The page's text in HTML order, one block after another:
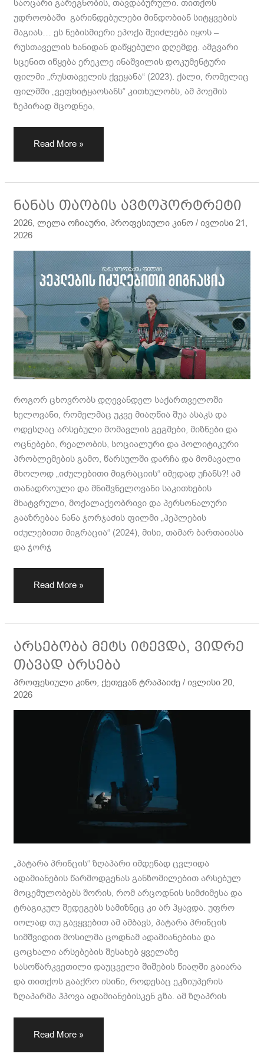
საოცარი გარეგნობის, თავდაბურული. თითქოს
უდროობაში გარინდებულები მინდობიან სიტყვების
მაგიას… ეს ნებისმიერი ეპოქა შეიძლება იყოს –
რუსთაველის ხანიდან დაწყებული დღემდე. ამგვარი
სცენით იწყება ერეკლე ინაშვილის დოკუმენტური
ფილმი „რუსთაველის ქვეყანა“ (2023). ქალი, რომელიც
ფილმში „ვეფხიტყაოსანს“ კითხულობს, ამ პოემის
ზეპირად მცოდნეა,
Read More »
ნანას თაობის ავტოპორტრეტი
2026,ლელა ოჩიაური,პროფესიული კინო /ივლისი 21,
2026
როგორ ცხოვრობს დღევანდელ საქართველოში
ხელოვანი, რომელმაც უკვე მიაღწია შუა ასაკს და
ოდესღაც არსებული მომავლის გეგმები, მიზნები და
ოცნებები, რეალობის, სოციალური და პოლიტიკური
პრობლემების გამო, წარსულში დარჩა და მომავალი
მხოლოდ „იძულებითი მიგრაციის“ იმედად უჩანს?! ამ
თანადროული და მნიშვნელოვანი საკითხების
მხატვრული, მოქალაქეობრივი და პერსონალური
გააზრებაა ნანა ჯორჯაძის ფილმი „პეპლების
იძულებითი მიგრაცია“ (2024), მისი, თამარ ბართაიასა
და ჯორჯ
ნანას
Read More »
არსებობა მეტს იტევდა, ვიდრე
თავად არსება
პროფესიული კინო,ქეთევან ტრაპაიძე /ივლისი 20,
2026
„პატარა პრინცის“ ზღაპარი იმდენად ცვლიდა
ადამიანების წარმოდგენას განზომილებით არსებულ
მოცემულობებს შორის, რომ არცოდნის სიმძიმესა და
ტრაგიკულ შედეგებს სამიზნეც კი არ ჰყავდა. უფრო
იოლად თუ გავყვებით ამ ამბავს, პატარა პრინცის
სიმშვიდით მოსილმა ცოდნამ ადამიანებისა და
ცოცხალი არსებების შესახებ ყველაზე
სასოწარკვეთილი დაუცველი შიშების წიაღში გაიარა
და თითქოს გააქრო ისინი, როდესაც ეკზიუპერის
ზღაპარმა ჰპოვა ადამიანებისკენ გზა. ამ ზღაპრის
არსებობა
მეტს
იტევდა,
ვიდრე
Read More »